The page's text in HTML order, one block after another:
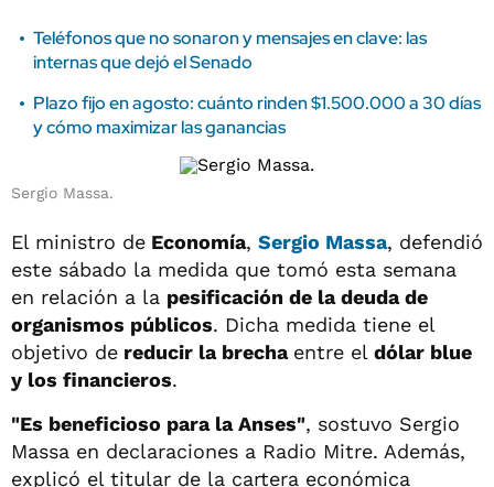
Teléfonos que no sonaron y mensajes en clave: las
internas que dejó el Senado
Plazo fijo en agosto: cuánto rinden $1.500.000 a 30 días
y cómo maximizar las ganancias
Sergio Massa.
El ministro de Economía, Sergio Massa, defendió
este sábado la medida que tomó esta semana
en relación a la pesificación de la deuda de
organismos públicos. Dicha medida tiene el
objetivo de reducir la brecha entre el dólar blue
y los financieros.
"Es beneficioso para la Anses", sostuvo Sergio
Massa en declaraciones a Radio Mitre. Además,
explicó el titular de la cartera económica